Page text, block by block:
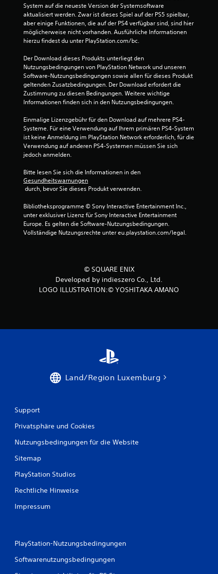
B
e
e
r
u
n
g
System auf die neueste Version der Systemsoftware
aktualisiert werden. Zwar ist dieses Spiel auf der PS5 spielbar,
aber einige Funktionen, die auf der PS4 verfügbar sind, sind hier
möglicherweise nicht vorhanden. Ausführliche Informationen
hierzu findest du unter PlayStation.com/bc.
Der Download dieses Produkts unterliegt den
Nutzungsbedingungen von PlayStation Network und unseren
Software-Nutzungsbedingungen sowie allen für dieses Produkt
geltenden Zusatzbedingungen. Der Download erfordert die
Zustimmung zu diesen Bedingungen. Weitere wichtige
Informationen finden sich in den Nutzungsbedingungen.
Einmalige Lizenzgebühr für den Download auf mehrere PS4-
Systeme. Für eine Verwendung auf Ihrem primären PS4-System
ist keine Anmeldung im PlayStation Network erforderlich, für die
Verwendung auf anderen PS4-Systemen müssen Sie sich
jedoch anmelden.
Bitte lesen Sie sich die Informationen in den
Gesundheitswarnungen
durch, bevor Sie dieses Produkt verwenden.
Bibliotheksprogramme © Sony Interactive Entertainment Inc.,
unter exklusiver Lizenz für Sony Interactive Entertainment
Europe. Es gelten die Software-Nutzungsbedingungen.
Vollständige Nutzungsrechte unter eu.playstation.com/legal.
© SQUARE ENIX
Developed by indieszero Co., Ltd.
LOGO ILLUSTRATION:© YOSHITAKA AMANO
Land/Region Luxemburg
Support
Privatsphäre und Cookies
Nutzungsbedingungen für die Website
Sitemap
PlayStation Studios
Rechtliche Hinweise
Impressum
PlayStation-Nutzungsbedingungen
Softwarenutzungsbedingungen